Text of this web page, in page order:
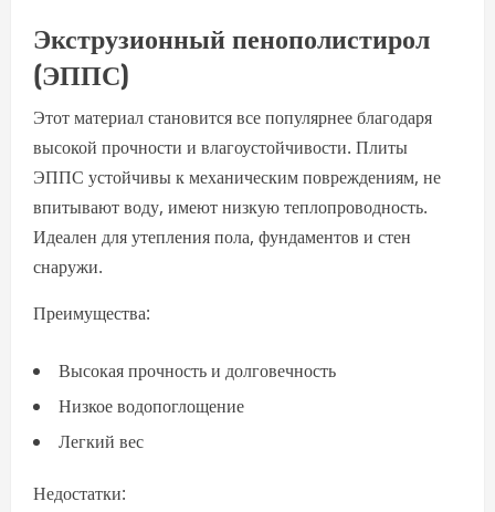
Экструзионный пенополистирол
(ЭППС)
Этот материал становится все популярнее благодаря
высокой прочности и влагоустойчивости. Плиты
ЭППС устойчивы к механическим повреждениям, не
впитывают воду, имеют низкую теплопроводность.
Идеален для утепления пола, фундаментов и стен
снаружи.
Преимущества:
Высокая прочность и долговечность
Низкое водопоглощение
Легкий вес
Недостатки: